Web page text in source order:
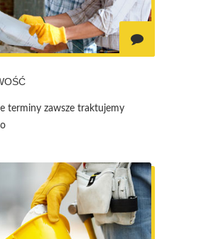
terminy zawsze traktujemy